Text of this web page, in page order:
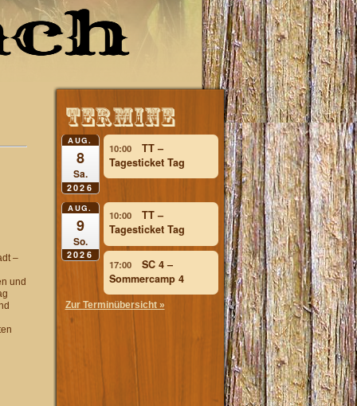
–
und
AUG.
8
Sa.
2026
10:00
TT –
Tagesticket Tag
AUG.
9
So.
2026
10:00
TT –
Tagesticket Tag
17:00
SC 4 –
Sommercamp 4
Zur Terminübersicht »